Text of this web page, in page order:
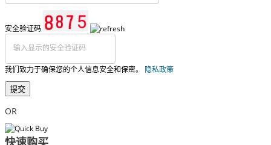
安全验证码
我们致力于确保您的个人信息安全和保密。 隐私政策
提交
OR
快速购买